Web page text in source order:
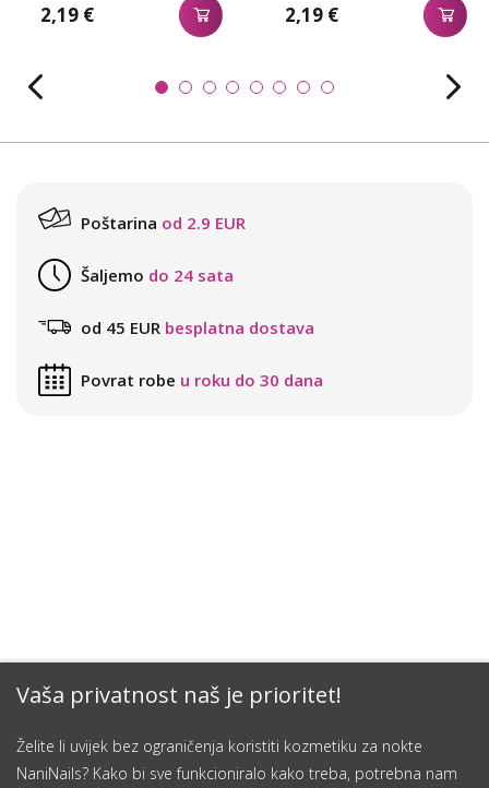
Vaša privatnost naš je prioritet!
Želite li uvijek bez ograničenja koristiti kozmetiku za nokte
NaniNails? Kako bi sve funkcioniralo kako treba, potrebna nam
2,19 € 2,19 €
Poštarina od 2.9 EUR
Šaljemo do 24 sata
od 45 EUR besplatna dostava
Povrat robe u roku do 30 dana